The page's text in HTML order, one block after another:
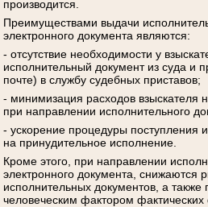
производится.
Преимуществами выдачи
электронного документа являются:
- отсутствие необходимости у
исполнительный документ из суда и
почте) в службу судебных приставов;
- минимизация расходов взыскателя
при направлении исполнительного
- ускорение процедуры поступления
на принудительное исполнение.
Кроме этого, при направлении
электронного документа, снижаются
исполнительных документов, а также
человеческим фактором фактических